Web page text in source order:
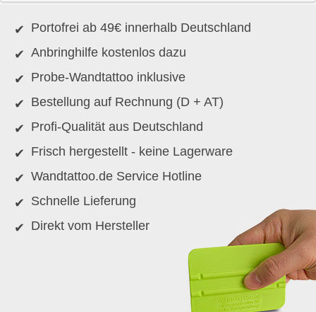
Portofrei ab 49€ innerhalb Deutschland
Anbringhilfe kostenlos dazu
Probe-Wandtattoo inklusive
Bestellung auf Rechnung (D + AT)
Profi-Qualität aus Deutschland
Frisch hergestellt - keine Lagerware
Wandtattoo.de Service Hotline
Schnelle Lieferung
Direkt vom Hersteller